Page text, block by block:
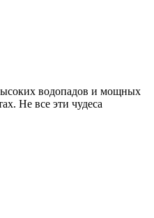
водопадов и мощных
Не все эти чудеса